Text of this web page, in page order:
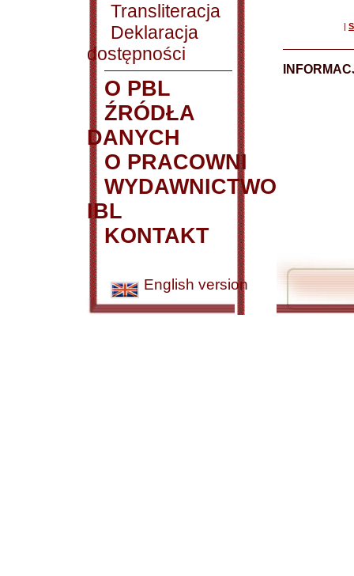
Transliteracja
Deklaracja
dostępności
O PBL
ŹRÓDŁA
DANYCH
O PRACOWNI
WYDAWNICTWO
IBL
KONTAKT
English version
|